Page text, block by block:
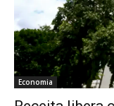
Economia